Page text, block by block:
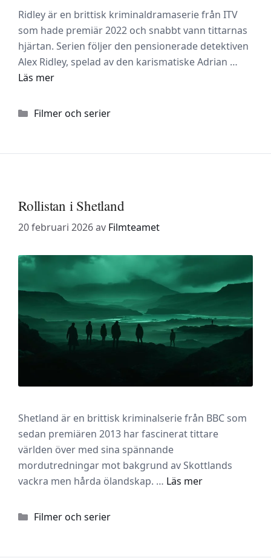
Ridley är en brittisk kriminaldramaserie från ITV
som hade premiär 2022 och snabbt vann tittarnas
hjärtan. Serien följer den pensionerade detektiven
Alex Ridley, spelad av den karismatiske Adrian …
Läs mer
Kategorier
Filmer och serier
Rollistan i Shetland
20 februari 2026av Filmteamet
Shetland är en brittisk kriminalserie från BBC som
sedan premiären 2013 har fascinerat tittare
världen över med sina spännande
mordutredningar mot bakgrund av Skottlands
vackra men hårda ölandskap. … Läs mer
Kategorier
Filmer och serier